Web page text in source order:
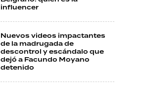
influencer
Nuevos videos impactantes
de la madrugada de
descontrol y escándalo que
dejó a Facundo Moyano
detenido